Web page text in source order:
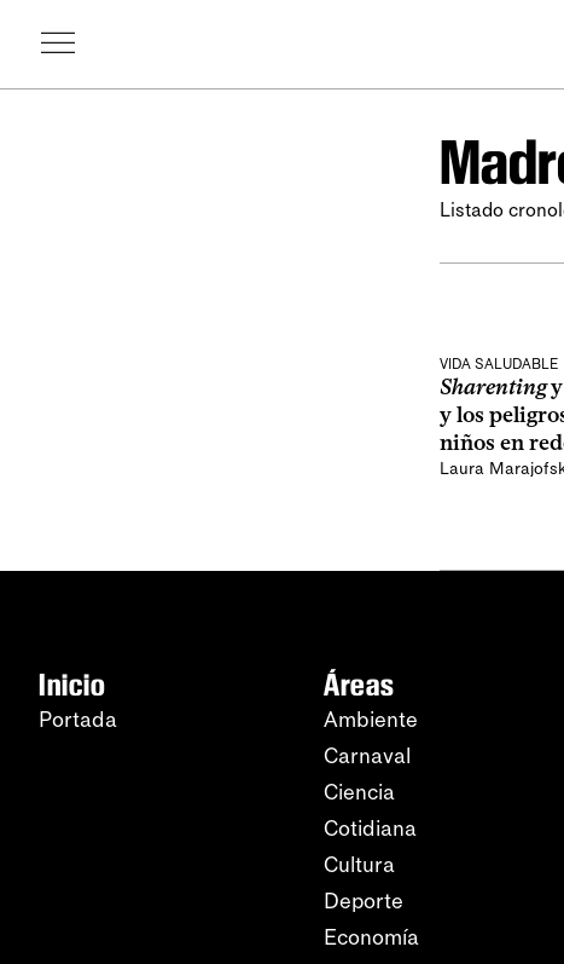
Listado
VIDA SALUDABLE
Sharentingy
y los
niños en
Laura
Inicio
Portada
Áreas
Ambiente
Carnaval
Ciencia
Cotidiana
Cultura
Deporte
Economía